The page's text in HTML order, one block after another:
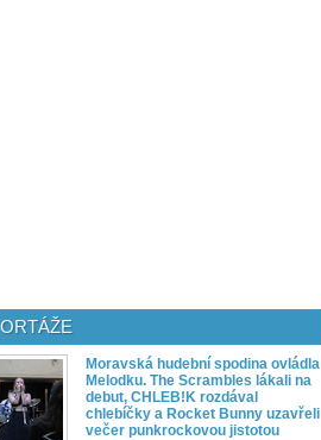
Moravská hudební spodina ovládla
Melodku. The Scrambles lákali na
debut, CHLEB!K rozdával
chlebíčky a Rocket Bunny uzavřeli
večer punkrockovou jistotou